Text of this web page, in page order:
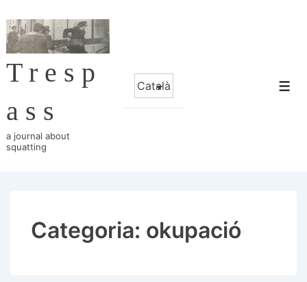
Salta
al
contingut
principal
Tresp
ass
a journal about
squatting
Trieu
un
Categoria: okupació